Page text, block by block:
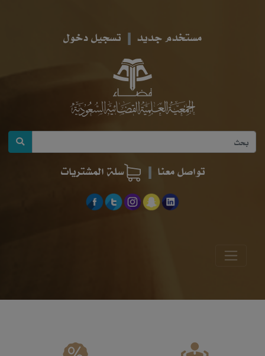
مستخدم جديد تسجيل دخول
تواصل معنا سلة المشتريات